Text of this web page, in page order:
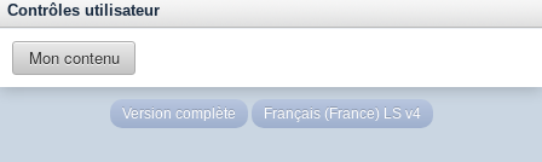
Contrôles utilisateur
Mon contenu
Version complète Français (France) LS v4